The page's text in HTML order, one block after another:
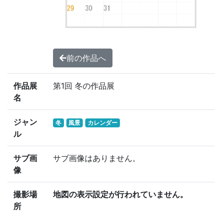
前の作品へ
作品展
名
第1回 冬の作品展
ジャン
ル
冬 風景 カレンダー
サブ画
像
サブ画像はありません。
撮影場
所
地図の表示設定が行われていません。